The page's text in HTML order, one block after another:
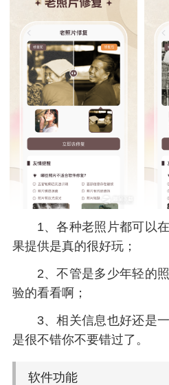
1、各种老照片都可以
果提供是真的很好玩；
2、不管是多少年轻的
验的看看啊；
3、相关信息也好还是
是很不错你不要错过了。
软件功能